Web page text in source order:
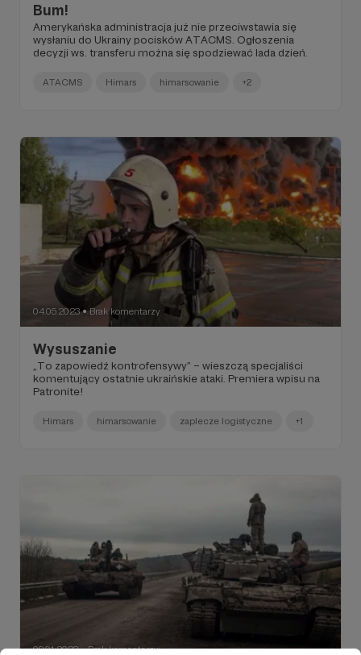
Bum!
Amerykańska administracja już nie przeciwstawia się
wysłaniu do Ukrainy pocisków ATACMS. Ogłoszenia
decyzji ws. transferu można się spodziewać lada dzień.
ATACMS Himars himarsowanie +2
04.05.2023 ● Brak komentarzy
Wysuszanie
„To zapowiedź kontrofensywy” – wieszczą specjaliści
komentujący ostatnie ukraińskie ataki. Premiera wpisu na
Patronite!
Himars himarsowanie zaplecze logistyczne +1
09.01.2023 ● Brak komentarzy